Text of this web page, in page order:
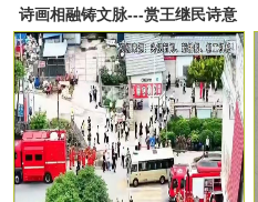
诗画相融铸文脉---赏王继民诗意
油画